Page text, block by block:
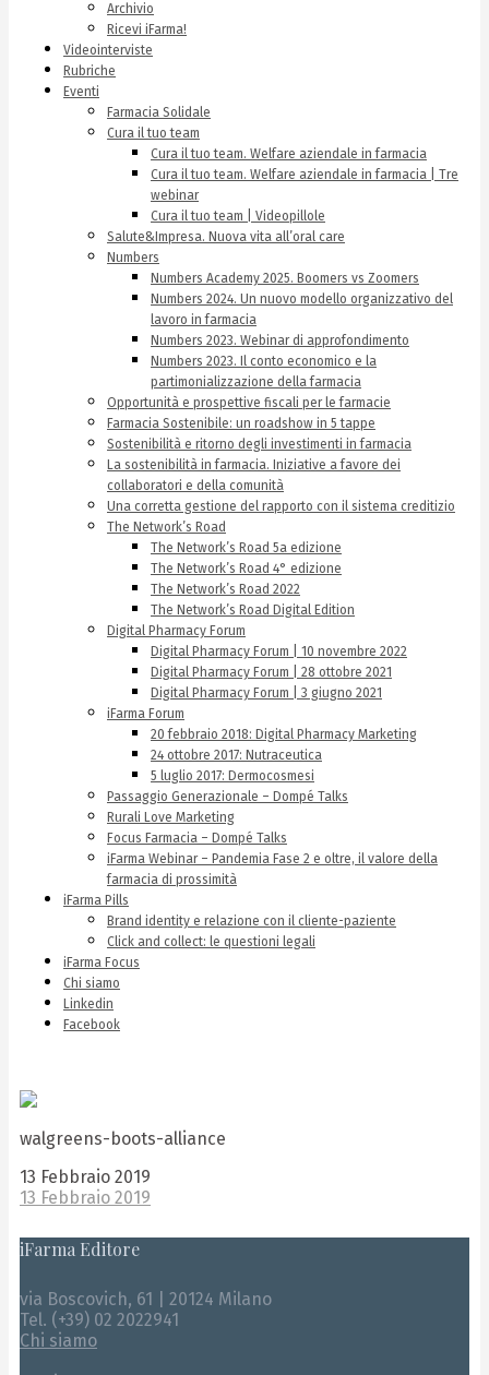
Archivio
Ricevi iFarma!
Videointerviste
Rubriche
Eventi
Farmacia Solidale
Cura il tuo team
Cura il tuo team. Welfare aziendale in farmacia
Cura il tuo team. Welfare aziendale in farmacia | Tre
webinar
Cura il tuo team | Videopillole
Salute&Impresa. Nuova vita all’oral care
Numbers
Numbers Academy 2025. Boomers vs Zoomers
Numbers 2024. Un nuovo modello organizzativo del
lavoro in farmacia
Numbers 2023. Webinar di approfondimento
Numbers 2023. Il conto economico e la
partimonializzazione della farmacia
Opportunità e prospettive fiscali per le farmacie
Farmacia Sostenibile: un roadshow in 5 tappe
Sostenibilità e ritorno degli investimenti in farmacia
La sostenibilità in farmacia. Iniziative a favore dei
collaboratori e della comunità
Una corretta gestione del rapporto con il sistema creditizio
The Network’s Road
The Network’s Road 5a edizione
The Network’s Road 4° edizione
The Network’s Road 2022
The Network’s Road Digital Edition
Digital Pharmacy Forum
Digital Pharmacy Forum | 10 novembre 2022
Digital Pharmacy Forum | 28 ottobre 2021
Digital Pharmacy Forum | 3 giugno 2021
iFarma Forum
20 febbraio 2018: Digital Pharmacy Marketing
24 ottobre 2017: Nutraceutica
5 luglio 2017: Dermocosmesi
Passaggio Generazionale – Dompé Talks
Rurali Love Marketing
Focus Farmacia – Dompé Talks
iFarma Webinar – Pandemia Fase 2 e oltre, il valore della
farmacia di prossimità
iFarma Pills
Brand identity e relazione con il cliente-paziente
Click and collect: le questioni legali
iFarma Focus
Chi siamo
Linkedin
Facebook
walgreens-boots-alliance
13 Febbraio 2019
13 Febbraio 2019
iFarma Editore
via Boscovich, 61 | 20124 Milano
Tel. (+39) 02 2022941
Chi siamo